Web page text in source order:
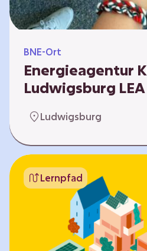
BNE-Ort
Energieagentur
Ludwigsburg LEA
Der Bereich Bildung für
Entwicklung der LEA e.V.
Energiewende und
Bildungseinrichtungen im
Ludwigsburg erreichen
Kinder und Jugendliche
ins Erwachsenenleben,
Schulen aller Art, auch
Workshops bauen auf
Ludwigsburg
Lernpfad